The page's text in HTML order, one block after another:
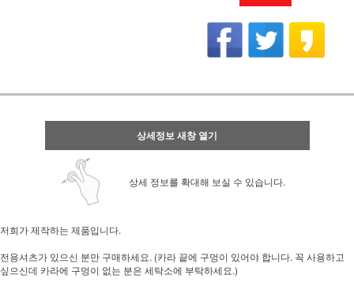
상세정보 새창 열기
상세 정보를 확대해 보실 수 있습니다.
저희가 제작하는 제품입니다.
전용셔츠가 있으신 분만 구매하세요. (카라 끝에 구멍이 있어야 합니다. 꼭 사용하고
싶으신데 카라에 구멍이 없는 분은 세탁소에 부탁하세요.)